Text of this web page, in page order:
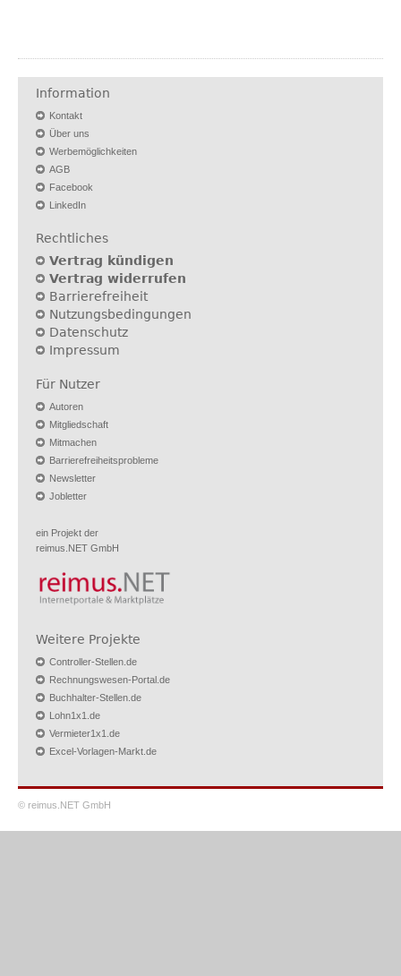
Information
Kontakt
Über uns
Werbemöglichkeiten
AGB
Facebook
LinkedIn
Rechtliches
Vertrag kündigen
Vertrag widerrufen
Barrierefreiheit
Nutzungsbedingungen
Datenschutz
Impressum
Für Nutzer
Autoren
Mitgliedschaft
Mitmachen
Barrierefreiheitsprobleme
Newsletter
Jobletter
ein Projekt der
reimus.NET GmbH
Weitere Projekte
Controller-Stellen.de
Rechnungswesen-Portal.de
Buchhalter-Stellen.de
Lohn1x1.de
Vermieter1x1.de
Excel-Vorlagen-Markt.de
© reimus.NET GmbH